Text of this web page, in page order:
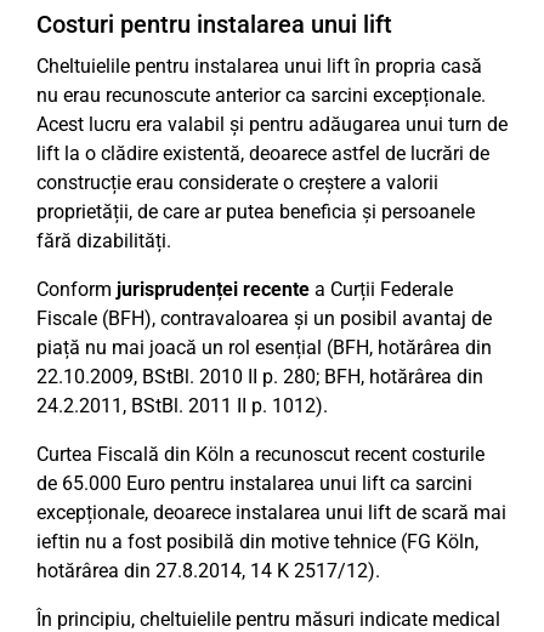
Costuri pentru instalarea unui lift
Cheltuielile pentru instalarea unui lift în propria casă
nu erau recunoscute anterior ca sarcini excepționale.
Acest lucru era valabil și pentru adăugarea unui turn de
lift la o clădire existentă, deoarece astfel de lucrări de
construcție erau considerate o creștere a valorii
proprietății, de care ar putea beneficia și persoanele
fără dizabilități.
Conform jurisprudenței recente a Curții Federale
Fiscale (BFH), contravaloarea și un posibil avantaj de
piață nu mai joacă un rol esențial (BFH, hotărârea din
22.10.2009, BStBl. 2010 II p. 280; BFH, hotărârea din
24.2.2011, BStBl. 2011 II p. 1012).
Curtea Fiscală din Köln a recunoscut recent costurile
de 65.000 Euro pentru instalarea unui lift ca sarcini
excepționale, deoarece instalarea unui lift de scară mai
ieftin nu a fost posibilă din motive tehnice (FG Köln,
hotărârea din 27.8.2014, 14 K 2517/12).
În principiu, cheltuielile pentru măsuri indicate medical